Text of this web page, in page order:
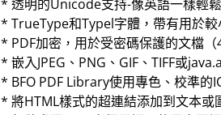
* 透明的Unicode支持-像英語一樣輕
* TrueType和Typel字體，帶有用於較
* PDF加密，用於受密碼保護的文檔（
* 嵌入JPEG、PNG、GIF、TIFF或
* BFO PDF Library使用專色、校準的
* 將HTML樣式的超連結添加到文本或